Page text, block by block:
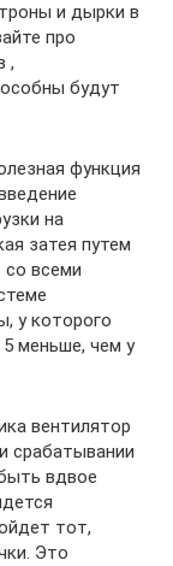
и дырки в
про
,
будут
функция
на
затея путем
всеми
у которого
меньше, чем у
вентилятор
срабатывании
вдвое
тот,
Это